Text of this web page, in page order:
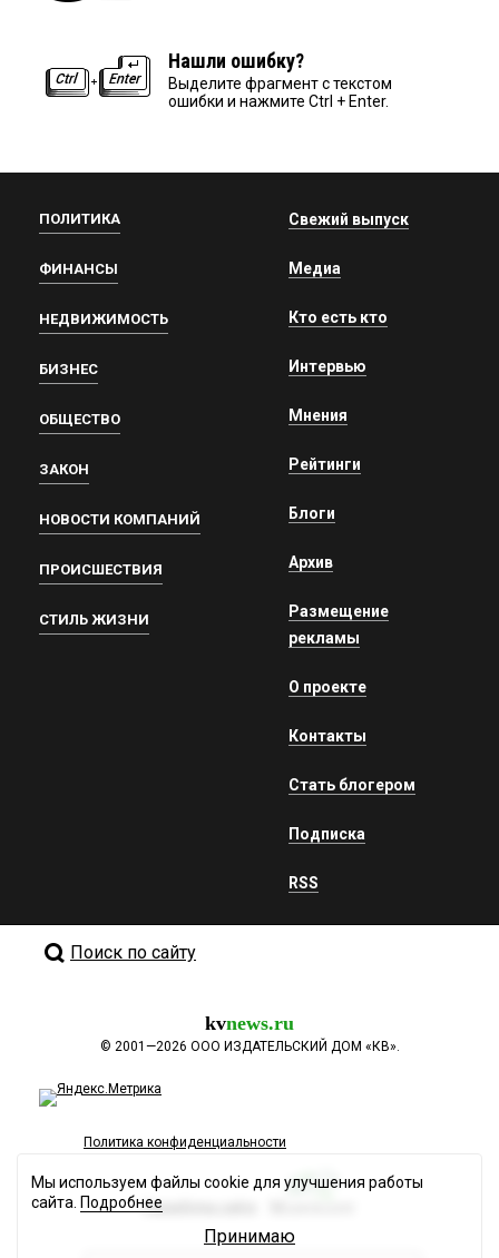
Нашли ошибку?
Выделите фрагмент с текстом
ошибки и нажмите Ctrl + Enter.
ПОЛИТИКА
ФИНАНСЫ
НЕДВИЖИМОСТЬ
БИЗНЕС
ОБЩЕСТВО
ЗАКОН
НОВОСТИ КОМПАНИЙ
ПРОИСШЕСТВИЯ
СТИЛЬ ЖИЗНИ
Свежий выпуск
Медиа
Кто есть кто
Интервью
Мнения
Рейтинги
Блоги
Архив
Размещение
рекламы
О проекте
Контакты
Стать блогером
Подписка
RSS
Поиск по сайту
kvnews.ru
© 2001—2026 ООО ИЗДАТЕЛЬСКИЙ ДОМ «КВ».
Политика конфиденциальности
Разработка сайта
Мы используем файлы cookie для улучшения работы
сайта. Подробнее
Принимаю